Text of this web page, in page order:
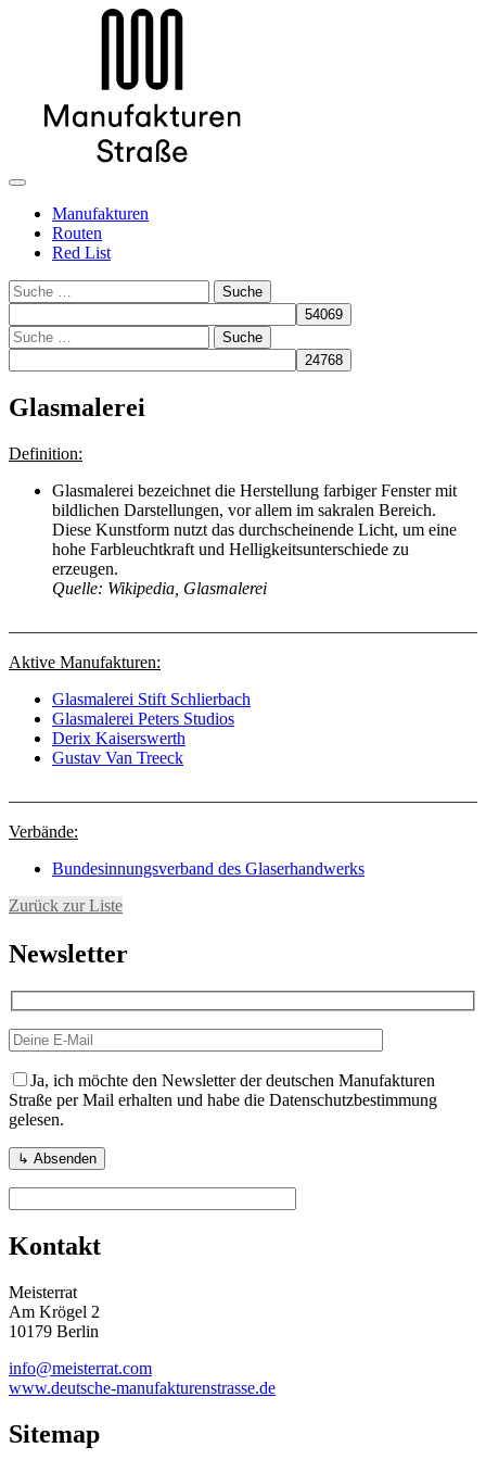
Manufakturen
Routen
Red List
Suche
Suche
Glasmalerei
Definition:
Glasmalerei bezeichnet die Herstellung farbiger Fenster mit
bildlichen Darstellungen, vor allem im sakralen Bereich.
Diese Kunstform nutzt das durchscheinende Licht, um eine
hohe Farbleuchtkraft und Helligkeitsunterschiede zu
erzeugen.
Quelle: Wikipedia, Glasmalerei
Aktive Manufakturen:
Glasmalerei Stift Schlierbach
Glasmalerei Peters Studios
Derix Kaiserswerth
Gustav Van Treeck
Verbände:
Bundesinnungsverband des Glaserhandwerks
Zurück zur Liste
Newsletter
Ja, ich möchte den Newsletter der deutschen Manufakturen
Straße per Mail erhalten und habe die Datenschutzbestimmung
gelesen.
Kontakt
Meisterrat
Am Krögel 2
10179 Berlin
info@meisterrat.com
www.deutsche-manufakturenstrasse.de
Sitemap